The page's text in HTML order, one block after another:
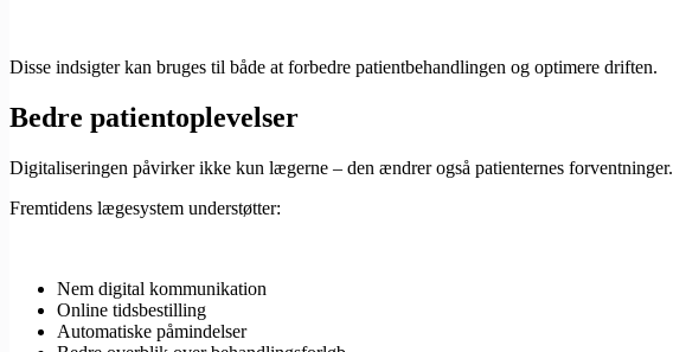
Disse indsigter kan bruges til både at forbedre patientbehandlingen og optimere driften.
Bedre patientoplevelser
Digitaliseringen påvirker ikke kun lægerne – den ændrer også patienternes forventninger.
Fremtidens lægesystem understøtter:
Nem digital kommunikation
Online tidsbestilling
Automatiske påmindelser